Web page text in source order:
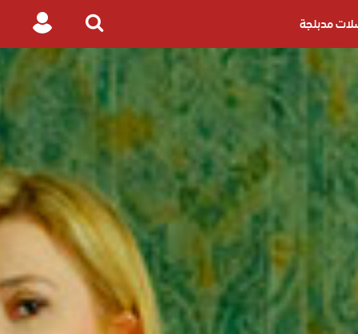
مدبلجة
Search
for
Login